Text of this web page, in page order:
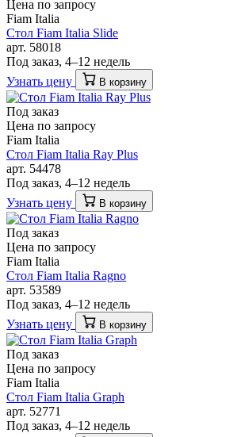
Цена по запросу
Fiam Italia
Стол Fiam Italia Slide
арт. 58018
Под заказ, 4–12 недель
Узнать цену
В корзину
Под заказ
Цена по запросу
Fiam Italia
Стол Fiam Italia Ray Plus
арт. 54478
Под заказ, 4–12 недель
Узнать цену
В корзину
Под заказ
Цена по запросу
Fiam Italia
Стол Fiam Italia Ragno
арт. 53589
Под заказ, 4–12 недель
Узнать цену
В корзину
Под заказ
Цена по запросу
Fiam Italia
Стол Fiam Italia Graph
арт. 52771
Под заказ, 4–12 недель